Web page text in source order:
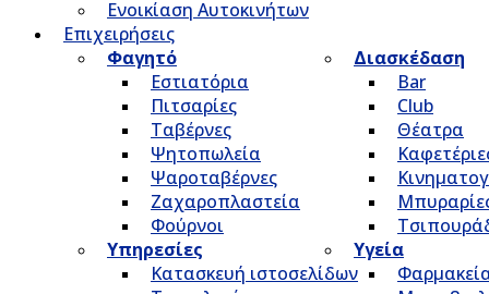
Ενοικίαση Αυτοκινήτων
Επιχειρήσεις
Φαγητό
Εστιατόρια
Πιτσαρίες
Ταβέρνες
Ψητοπωλεία
Ψαροταβέρνες
Ζαχαροπλαστεία
Φούρνοι
Διασκέδαση
Bar
Club
Θέατρα
Υπηρεσίες
Κατασκευή ιστοσελίδων
Υγεία